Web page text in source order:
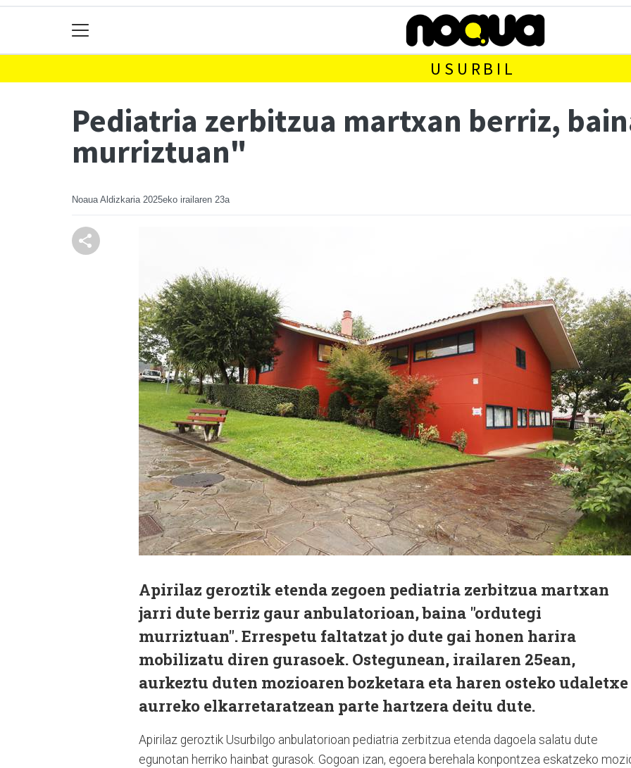
USURBIL
Pediatria zerbitzua martxan berriz,
murriztuan"
Noaua Aldizkaria 2025eko irailaren 23a
Apirilaz geroztik etenda zegoen pediatria zerbitzua martxan
jarri dute berriz gaur anbulatorioan, baina "ordutegi
murriztuan". Errespetu faltatzat jo dute gai honen harira
mobilizatu diren gurasoek. Ostegunean, irailaren 25ean,
aurkeztu duten mozioaren bozketara eta haren osteko udaletxe
aurreko elkarretaratzean parte hartzera deitu dute.
Apirilaz geroztik Usurbilgo anbulatorioan pediatria zerbitzua etenda dagoela salatu dute
egunotan herriko hainbat gurasok. Gogoan izan, egoera berehala konpontzea eskatzeko